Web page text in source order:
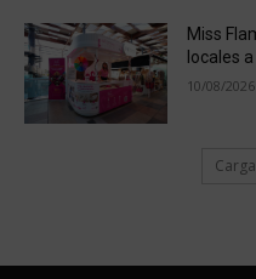
Miss
locales
10/08/2026